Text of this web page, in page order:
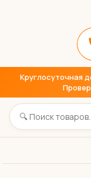
Круглосуточная